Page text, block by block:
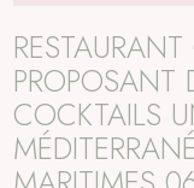
PROPOSANT
COCKTAILS